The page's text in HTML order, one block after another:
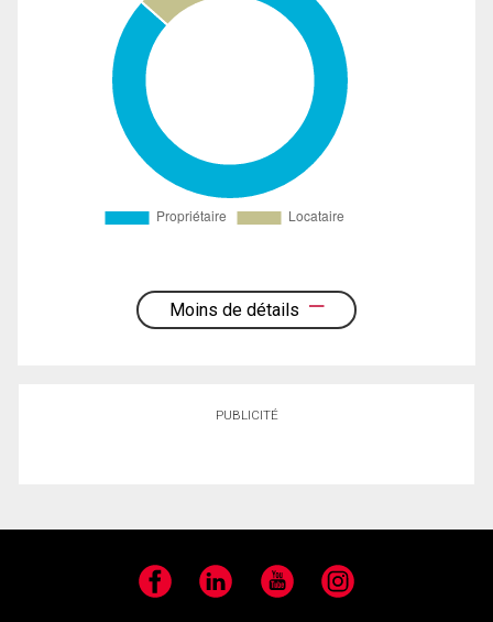
Moins de détails
PUBLICITÉ
Facebook LinkedIn YouTube Instagram